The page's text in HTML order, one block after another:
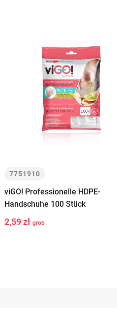
7751910
viGO! Professionelle HDPE-
Handschuhe 100 Stück
2,59 zł grob